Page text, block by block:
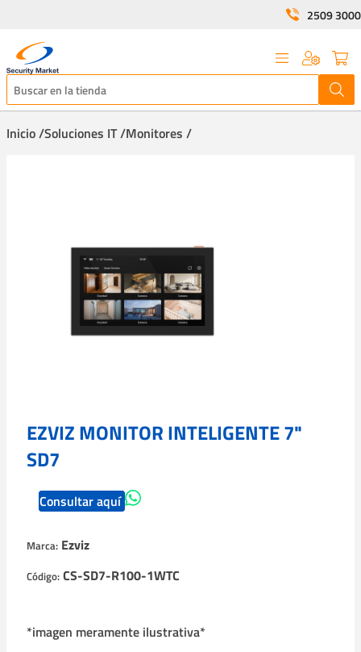
2509 3000
Inicio /Soluciones IT /Monitores /
EZVIZ MONITOR INTELIGENTE 7"
SD7
Consultar aquí
Marca: Ezviz
Código: CS-SD7-R100-1WTC
*imagen meramente ilustrativa*